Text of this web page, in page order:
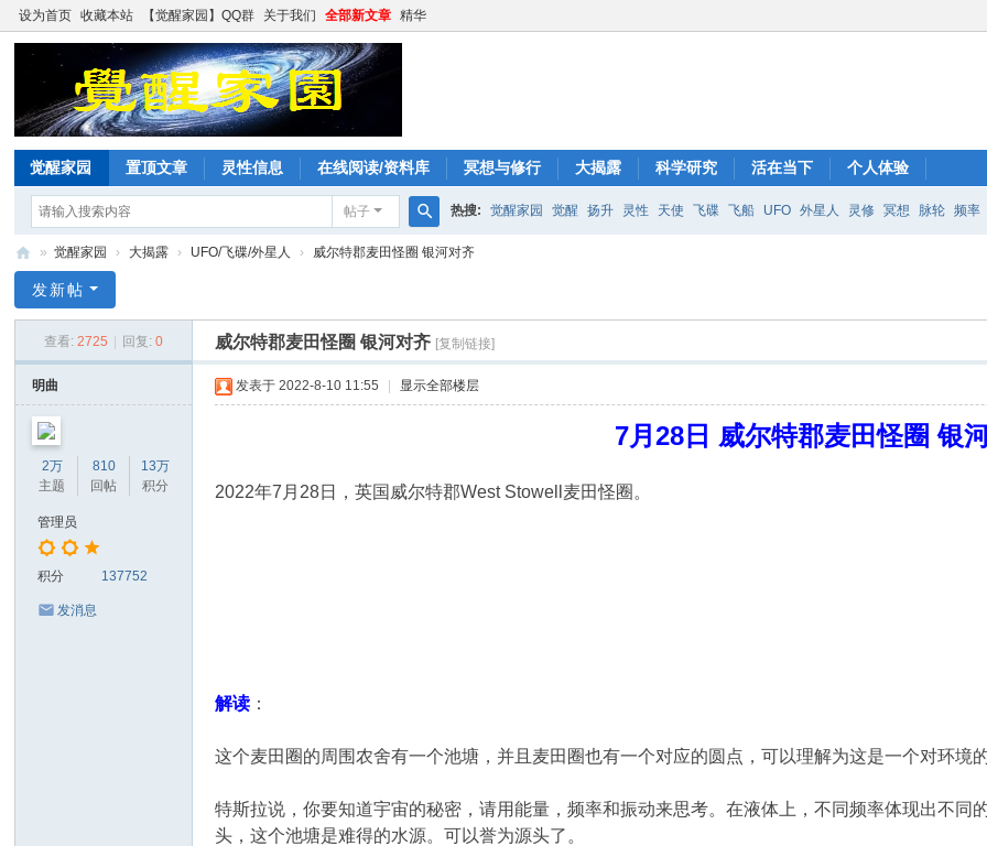
设为首页 收藏本站 【觉醒家园】QQ群 关于我们 全部新文章 精华
觉醒家园 置顶文章 灵性信息 在线阅读/资料库 冥想与修行 大揭露 科学研究 活在当下 个人体验
帖子
搜
热搜: 觉醒家园 觉醒 扬升 灵性 天使 飞碟 飞船 UFO 外星人 灵修 冥想 脉轮 频率
醒
园
» 觉醒家园 › 大揭露 › UFO/飞碟/外星人 › 威尔特郡麦田怪圈 银河对齐
发新帖
查看: 2725 回复: 0 威尔特郡麦田怪圈 银河对齐 [复制链接]
明曲
2万
主题
810
回帖
13万
积分
管理员
积分 137752
发消息
发表于 2022-8-10 11:55 显示全部楼层
7月28日 威尔特郡麦田怪圈 银
2022年7月28日，英国威尔特郡West Stowell麦田怪圈。
解读 ：
这个麦田圈的周围农舍有一个池塘，并且麦田圈也有一个对应的圆点，可以理解为这是一个对环境的
特斯拉说，你要知道宇宙的秘密，请用能量，频率和振动来思考。在液体上，不同频率体现出不同
头，这个池塘是难得的水源。可以誉为源头了。